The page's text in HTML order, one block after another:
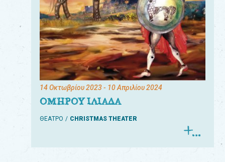
14 Οκτωβρίου 2023- 10 Απριλίου 2024
ΟΜΗΡΟΥ ΙΛΙΑΔΑ
ΘΕΑΤΡΟ CHRISTMAS THEATER